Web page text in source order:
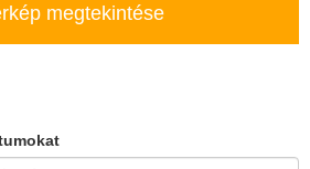
megtekintése